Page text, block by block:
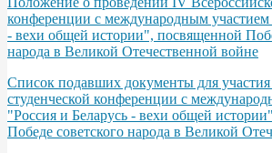
конференции с международным участием
- вехи общей истории", посвященной
народа в Великой Отечественной войне
Список подавших документы для
студенческой конференции с
"Россия и Беларусь - вехи общей
Победе советского народа в Великой